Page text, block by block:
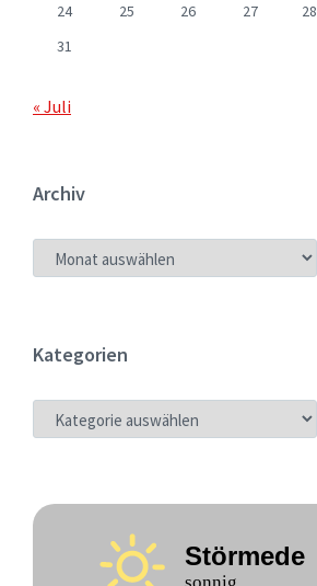
24
25 26 27 28
31
« Juli
Archiv
ARCHIV
Kategorien
KATEGORIEN
Störmede
sonnig